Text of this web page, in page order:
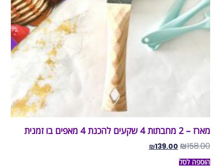
מארז – 2 מחבתות 4 שקעים להכנת 4 מאפים בו זמנית
₪158.00
₪139.00
הוספה לסל